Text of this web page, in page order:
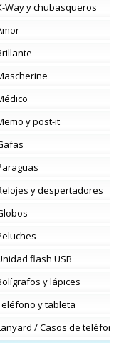
K-Way y chubasqueros
amor
brillante
Mascherine
médico
memo y post-it
gafas
paraguas
relojes y despertadores
globos
Peluches
Unidad flash USB
bolígrafos y lápices
teléfono y tableta
lanyard / Casos de teléfono